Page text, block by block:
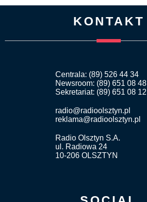
KONTAKT
Centrala: (89) 526 44 34
Newsroom: (89) 651 08 48
Sekretariat: (89) 651 08 12
radio@radioolsztyn.pl
reklama@radioolsztyn.pl
Radio Olsztyn S.A.
ul. Radiowa 24
10-206 OLSZTYN